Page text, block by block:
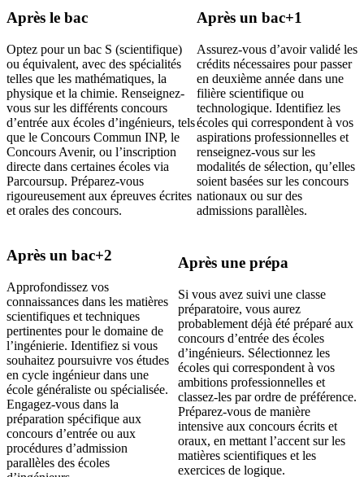
Après le bac
Optez pour un bac S (scientifique)
ou équivalent, avec des spécialités
telles que les mathématiques, la
physique et la chimie. Renseignez-
vous sur les différents concours
d’entrée aux écoles d’ingénieurs, tels
que le Concours Commun INP, le
Concours Avenir, ou l’inscription
directe dans certaines écoles via
Parcoursup. Préparez-vous
rigoureusement aux épreuves écrites
et orales des concours.
Après un bac+1
Assurez-vous d’avoir validé les
crédits nécessaires pour passer
en deuxième année dans une
filière scientifique ou
technologique. Identifiez les
écoles qui correspondent à vos
aspirations professionnelles et
renseignez-vous sur les
modalités de sélection, qu’elles
soient basées sur les concours
nationaux ou sur des
admissions parallèles.
Après un bac+2
Approfondissez vos
connaissances dans les matières
scientifiques et techniques
pertinentes pour le domaine de
l’ingénierie. Identifiez si vous
souhaitez poursuivre vos études
en cycle ingénieur dans une
école généraliste ou spécialisée.
Engagez-vous dans la
préparation spécifique aux
concours d’entrée ou aux
procédures d’admission
parallèles des écoles
Après une prépa
Si vous avez suivi une classe
préparatoire, vous aurez
probablement déjà été préparé aux
concours d’entrée des écoles
d’ingénieurs. Sélectionnez les
écoles qui correspondent à vos
ambitions professionnelles et
classez-les par ordre de préférence.
Préparez-vous de manière
intensive aux concours écrits et
oraux, en mettant l’accent sur les
matières scientifiques et les
exercices de logique.